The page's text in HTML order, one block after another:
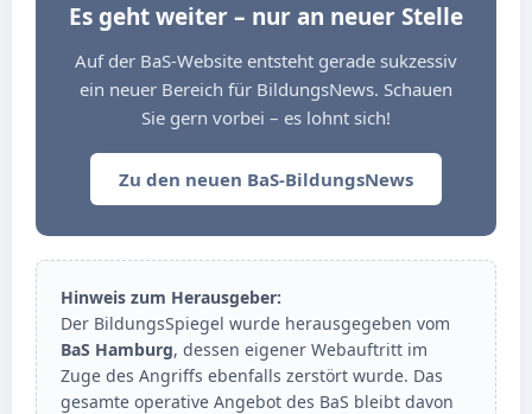
Es geht weiter – nur an neuer Stelle
Auf der BaS-Website entsteht gerade sukzessiv
ein neuer Bereich für BildungsNews. Schauen
Sie gern vorbei – es lohnt sich!
Zu den neuen BaS-BildungsNews
Hinweis zum Herausgeber:
Der BildungsSpiegel wurde herausgegeben vom
BaS Hamburg, dessen eigener Webauftritt im
Zuge des Angriffs ebenfalls zerstört wurde. Das
gesamte operative Angebot des BaS bleibt davon